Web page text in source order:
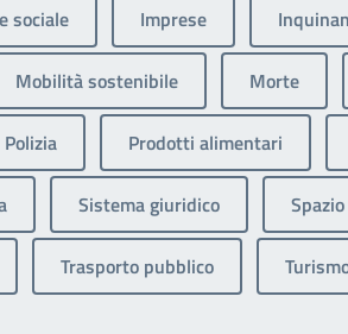
sociale Imprese
Mobilità sostenibile Morte
Polizia Prodotti alimentari
Sistema giuridico
Trasporto pubblico